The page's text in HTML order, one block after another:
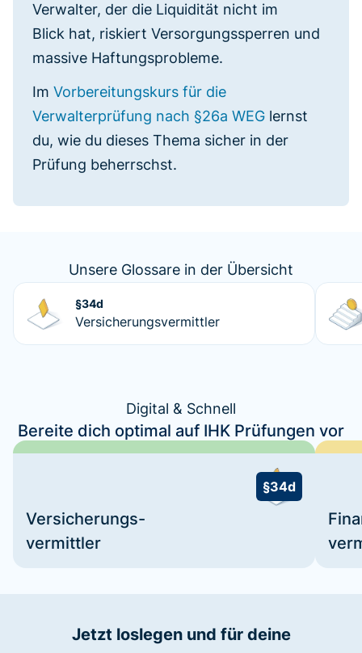
Verwalter, der die Liquidität nicht im
Blick hat, riskiert Versorgungssperren und
massive Haftungsprobleme.
Im Vorbereitungskurs für die
Verwalterprüfung nach §26a WEG lernst
du, wie du dieses Thema sicher in der
Prüfung beherrschst.
Unsere Glossare in der Übersicht
§34d
Versicherungsvermittler
Digital & Schnell
Bereite dich optimal auf IHK Prüfungen vor
§34d
Versicherungs-
vermittler
Jetzt loslegen und für deine